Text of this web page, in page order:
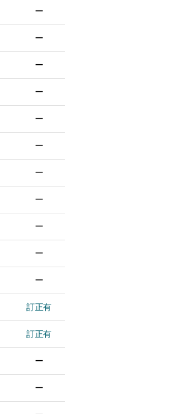
ー
ー
ー
ー
ー
ー
ー
ー
ー
ー
ー
訂正有
訂正有
ー
ー